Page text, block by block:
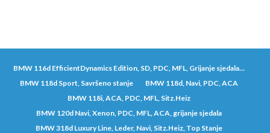
BMW 116d EfficientDynamics Edition, SD, PDC, MFL, Grijanje sjedala...
BMW 118d Sport, Savršeno stanje
BMW 118d, Navi, PDC, ACA
BMW 118i, ACA, PDC, MFL, Sitz.Heiz
BMW 120d Navi, Xenon, PDC, MFL, ACA, grijanje sjedala
BMW 318d Luxury Line, Leder, Navi, Sitz.Heiz, Top Stanje